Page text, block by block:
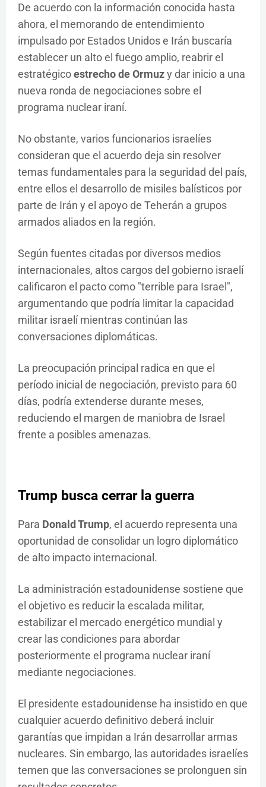
De acuerdo con la información conocida hasta
ahora, el memorando de entendimiento
impulsado por Estados Unidos e Irán buscaría
establecer un alto el fuego amplio, reabrir el
estratégicoestrecho de Ormuzy dar inicio a una
nueva ronda de negociaciones sobre el
programa nuclear iraní.
No obstante, varios funcionarios israelíes
consideran que el acuerdo deja sin resolver
temas fundamentales para la seguridad del país,
entre ellos el desarrollo de misiles balísticos por
parte de Irán y el apoyo de Teherán a grupos
armados aliados en la región.
Según fuentes citadas por diversos medios
internacionales, altos cargos del gobierno israelí
calificaron el pacto como "terrible para Israel",
argumentando que podría limitar la capacidad
militar israelí mientras continúan las
conversaciones diplomáticas.
La preocupación principal radica en que el
período inicial de negociación, previsto para 60
días, podría extenderse durante meses,
reduciendo el margen de maniobra de Israel
frente a posibles amenazas.
Trump busca cerrar la guerra
Para Donald Trump, el acuerdo representa una
oportunidad de consolidar un logro diplomático
de alto impacto internacional.
La administración estadounidense sostiene que
el objetivo es reducir la escalada militar,
estabilizar el mercado energético mundial y
crear las condiciones para abordar
posteriormente el programa nuclear iraní
mediante negociaciones.
El presidente estadounidense ha insistido en que
cualquier acuerdo definitivo deberá incluir
garantías que impidan a Irán desarrollar armas
nucleares. Sin embargo, las autoridades israelíes
temen que las conversaciones se prolonguen sin